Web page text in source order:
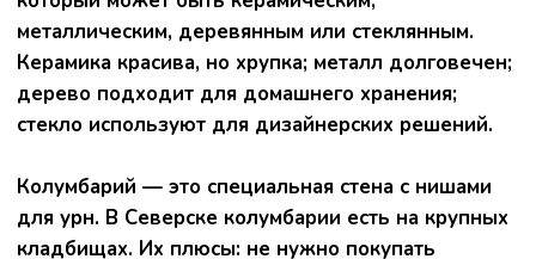
бюджета и личного отношения.
Телефон для жителей Северска и Томска:
+7 (983) 232-02-20 (круглосуточно)
По звонку:
спокойным голосом расскажут, какие шаги
объяснят, как пройти процедуру кремации;
подскажут примерную стоимость и iварианты
пакетов;
помогут с организацией транспортировки тела